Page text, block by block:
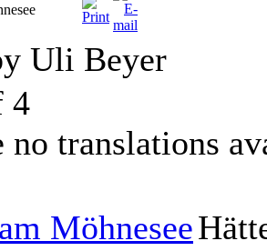
Uli Beyer
4
no translations